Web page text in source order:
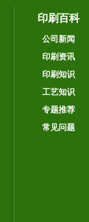
印刷百科
公司新闻
印刷资讯
印刷知识
工艺知识
专题推荐
常见问题